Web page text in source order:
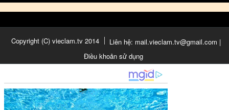
Copyright (C) vieclam.tv 2014
Liên hệ: mail.vieclam.tv@gmail.com |
Điều khoản sử dụng